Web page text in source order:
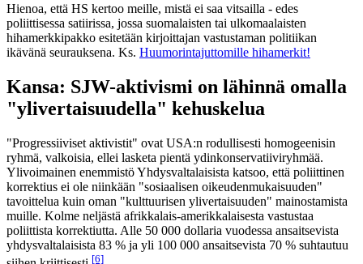
Hienoa, että HS kertoo meille, mistä ei saa vitsailla - edes
poliittisessa satiirissa, jossa suomalaisten tai ulkomaalaisten
hihamerkkipakko esitetään kirjoittajan vastustaman politiikan
ikävänä seurauksena. Ks. Huumorintajuttomille hihamerkit!
Kansa: SJW-aktivismi on lähinnä omalla
"ylivertaisuudella" kehuskelua
"Progressiiviset aktivistit" ovat USA:n rodullisesti homogeenisin
ryhmä, valkoisia, ellei lasketa pientä ydinkonservatiiviryhmää.
Ylivoimainen enemmistö Yhdysvaltalaisista katsoo, että poliittinen
korrektius ei ole niinkään "sosiaalisen oikeudenmukaisuuden"
tavoittelua kuin oman "kulttuurisen ylivertaisuuden" mainostamista
muille. Kolme neljästä afrikkalais-amerikkalaisesta vastustaa
poliittista korrektiutta. Alle 50 000 dollaria vuodessa ansaitsevista
yhdysvaltalaisista 83 % ja yli 100 000 ansaitsevista 70 % suhtautuu
[6]